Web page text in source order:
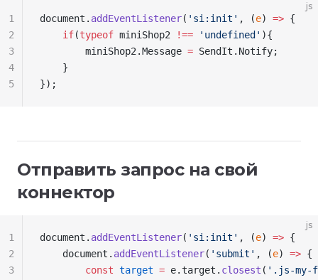
js
document . addEventListener( 'si:init' , (e) => {
    if
(typeof miniShop2 !== 'undefined' ){
        miniShop2
.Message = SendIt . Notify;
    }
});
1
2
3
4
5
Отправить запрос на свой
коннектор
js
document . addEventListener( 'si:init' , (e) => {
    document
. addEventListener( 'submit' , (e) => {
        const
target = e. target . closest ( '.js-my-
1
2
3